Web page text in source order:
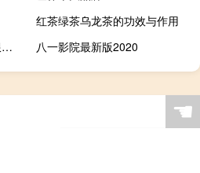
红茶绿茶乌龙茶的功效与作用
山东鼎洁盛世环保设备有限公司
八一影院最新版2020
☚